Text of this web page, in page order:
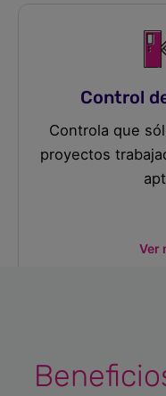
Control
Controla que
proyectos
Ver